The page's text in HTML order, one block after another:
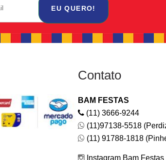
EU QUERO!
Contato
BAM FESTAS
(11) 3666-9244
(11)97138-5518
(11) 91788-1818
Instagram Bam Festas